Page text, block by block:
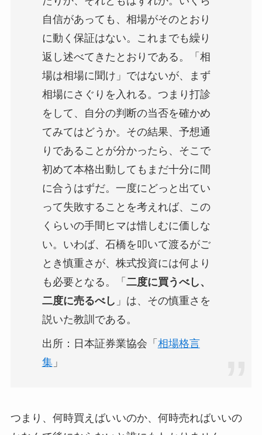
自信があっても、相場がそのとおり
に動く保証はない。これまでも繰り
返し述べてきたとおりである。「相
場は相場に聞け」ではないが、まず
相場にさぐりを入れる。つまり打診
をして、自分の判断の当否を確かめ
てみてはどうか。その結果、予想通
りであることが分かったら、そこで
初めて本格出動してもまだ十分に間
に合うはずだ。一度にどっと出てい
って失敗することを考えれば、この
くらいの手間ヒマは惜しむに価しな
い。いわば、石橋を叩いて渡るがご
とき慎重さが、株式投資には何より
も必要となる。「 二度に買うべし、
二度に売るべし 」は、その慎重さを
説いた教訓である。
出所：日本証券業協会「 相場格言
集」
つまり、何時買えばいいのか、何時売ればいいの